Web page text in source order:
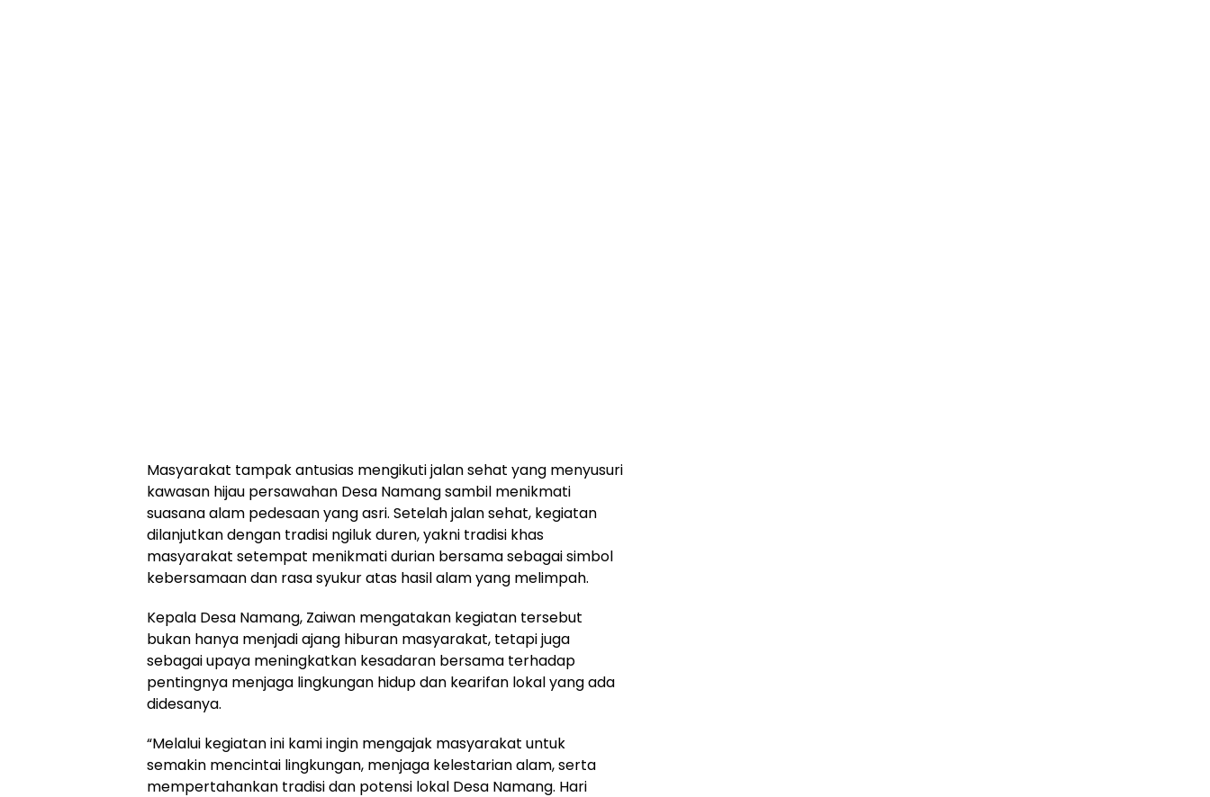
‎Masyarakat tampak antusias mengikuti jalan sehat yang menyusuri
kawasan hijau persawahan Desa Namang sambil menikmati
suasana alam pedesaan yang asri. Setelah jalan sehat, kegiatan
dilanjutkan dengan tradisi ngiluk duren, yakni tradisi khas
masyarakat setempat menikmati durian bersama sebagai simbol
kebersamaan dan rasa syukur atas hasil alam yang melimpah.
‎Kepala Desa Namang, Zaiwan mengatakan kegiatan tersebut
bukan hanya menjadi ajang hiburan masyarakat, tetapi juga
sebagai upaya meningkatkan kesadaran bersama terhadap
pentingnya menjaga lingkungan hidup dan kearifan lokal yang ada
didesanya.
‎“Melalui kegiatan ini kami ingin mengajak masyarakat untuk
semakin mencintai lingkungan, menjaga kelestarian alam, serta
mempertahankan tradisi dan potensi lokal Desa Namang. Hari